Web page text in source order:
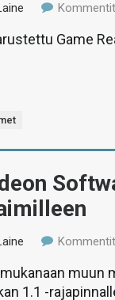
Game
muun
1.1 -